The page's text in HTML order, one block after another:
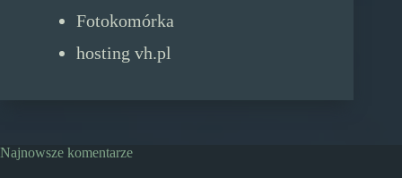
Fotokomórka
hosting vh.pl
Najnowsze komentarze